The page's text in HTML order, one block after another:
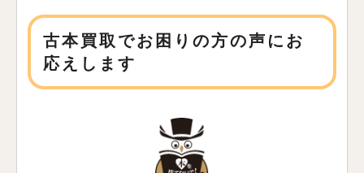
古本買取でお困りの方の声にお
応えします